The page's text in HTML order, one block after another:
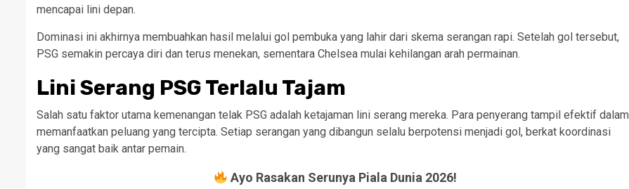
mencapai lini depan.
Dominasi ini akhirnya membuahkan hasil melalui gol pembuka yang lahir dari skema serangan rapi. Setelah gol tersebut,
PSG semakin percaya diri dan terus menekan, sementara Chelsea mulai kehilangan arah permainan.
Lini Serang PSG Terlalu Tajam
Salah satu faktor utama kemenangan telak PSG adalah ketajaman lini serang mereka. Para penyerang tampil efektif dalam
memanfaatkan peluang yang tercipta. Setiap serangan yang dibangun selalu berpotensi menjadi gol, berkat koordinasi
yang sangat baik antar pemain.
Ayo Rasakan Serunya Piala Dunia 2026!